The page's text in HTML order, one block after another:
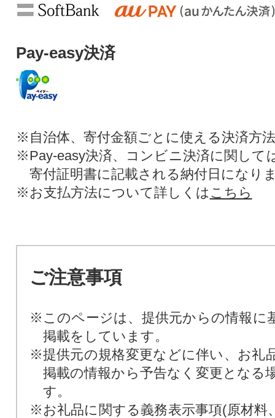
Pay-easy決済
※自治体、寄付金額ごとに使える決済方
※Pay-easy決済、コンビニ決済に関して
寄付証明書に記載される納付日になり
※お支払方法について詳しくは こちら
ご注意事項
※このページは、提供元からの情報に
掲載をしています。
※提供元の規格変更などに伴い、お礼
掲載の情報から予告なく変更となる
す。
※お礼品に関する義務表示事項(原材料